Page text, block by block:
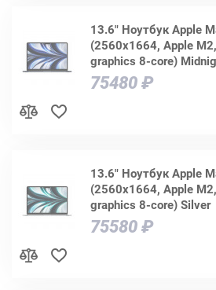
13.6" Ноутбук Apple
(2560x1664, Apple
graphics 8-core)
75480 ₽
13.6" Ноутбук Apple
(2560x1664, Apple
graphics 8-core) Silver
75580 ₽